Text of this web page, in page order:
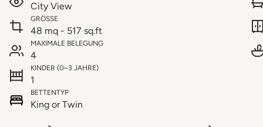
City View
GRÖSSE
48 mq - 517 sq.ft
MAXIMALE BELEGUNG
4
KINDER (0–3 JAHRE)
1
BETTENTYP
King or Twin